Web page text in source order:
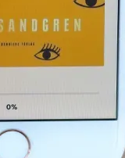
Historia
Kvinnors liv
& samhälle
Relationer